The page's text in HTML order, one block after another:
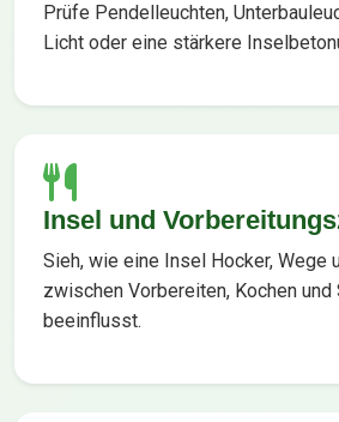
Prüfe Pendelleuchten,
Licht oder eine stärkere
Insel und
Sieh, wie eine Insel Hocker, Wege
zwischen Vorbereiten, Kochen und
beeinflusst.